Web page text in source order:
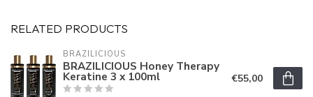
RELATED PRODUCTS
BRAZILICIOUS
BRAZILICIOUS Honey Therapy
Keratine 3 x 100ml €55,00